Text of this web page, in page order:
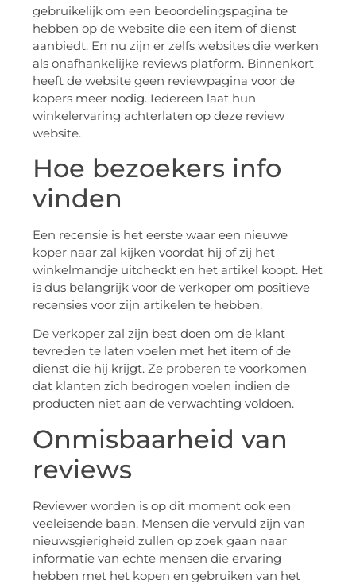
gebruikelijk om een beoordelingspagina te
hebben op de website die een item of dienst
aanbiedt. En nu zijn er zelfs websites die werken
als onafhankelijke reviews platform. Binnenkort
heeft de website geen reviewpagina voor de
kopers meer nodig. Iedereen laat hun
winkelervaring achterlaten op deze review
website.
Hoe bezoekers info
vinden
Een recensie is het eerste waar een nieuwe
koper naar zal kijken voordat hij of zij het
winkelmandje uitcheckt en het artikel koopt. Het
is dus belangrijk voor de verkoper om positieve
recensies voor zijn artikelen te hebben.
De verkoper zal zijn best doen om de klant
tevreden te laten voelen met het item of de
dienst die hij krijgt. Ze proberen te voorkomen
dat klanten zich bedrogen voelen indien de
producten niet aan de verwachting voldoen.
Onmisbaarheid van
reviews
Reviewer worden is op dit moment ook een
veeleisende baan. Mensen die vervuld zijn van
nieuwsgierigheid zullen op zoek gaan naar
informatie van echte mensen die ervaring
hebben met het kopen en gebruiken van het